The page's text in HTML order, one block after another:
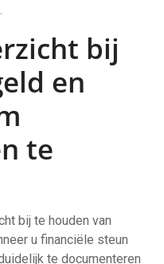
bij
en
te
bij te houden van
u financiële steun
te documenteren